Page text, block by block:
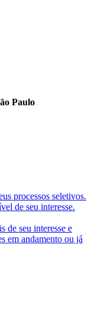
Paulo
processos seletivos.
de seu interesse.
de seu interesse e
em andamento ou já